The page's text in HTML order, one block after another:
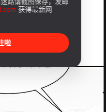
获得最新网
啦